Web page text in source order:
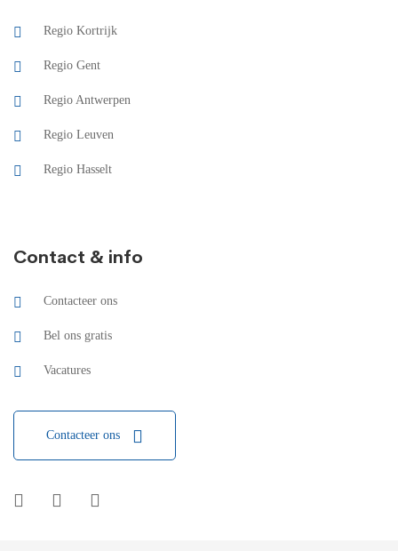
Regio Kortrijk
Regio Gent
Regio Antwerpen
Regio Leuven
Regio Hasselt
Contact & info
Contacteer ons
Bel ons gratis
Vacatures
Contacteer ons